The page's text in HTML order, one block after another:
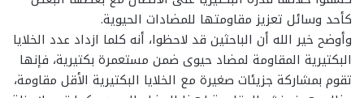
كأحد وسائل تعزيز مقاومتها للمضادات الحيوية.
وأوضح خير الله أن الباحثين قد لاحظوا، أنه كلما ازداد عدد الخلايا
البكتيرية المقاومة لمضاد حيوى ضمن مستعمرة بكتيرية، فإنها
تقوم بمشاركة جزيئات صغيرة مع الخلايا البكتيرية الأقل مقاومة،